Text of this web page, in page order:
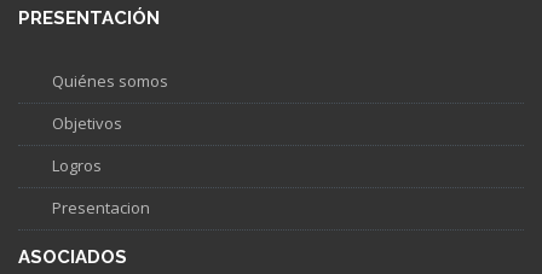
PRESENTACIÓN
Quiénes somos
Objetivos
Logros
Presentacion
ASOCIADOS